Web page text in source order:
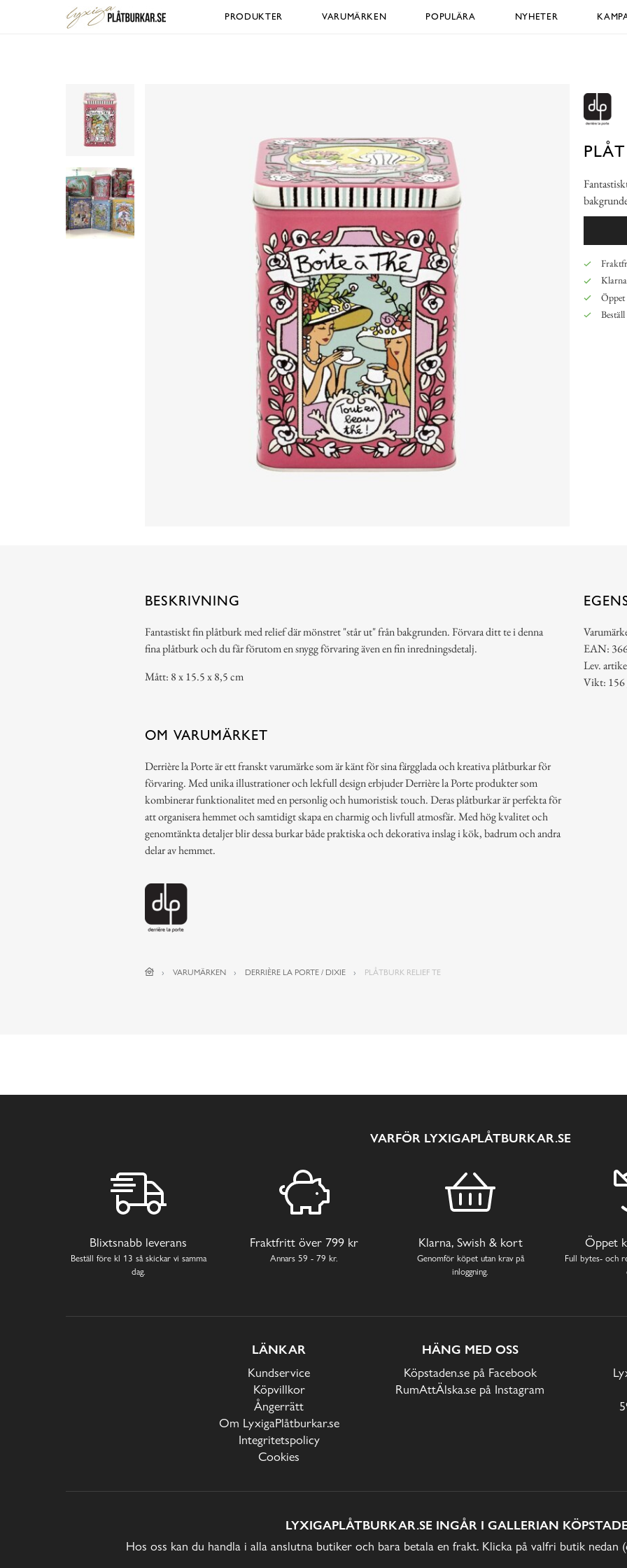
PRODUKTER VARUMÄRKEN POPULÄRA NYHETER
Öppet
BESKRIVNING
Fantastiskt fin plåtburk med relief där mönstret "står ut" från bakgrunden. Förvara ditt te i denna
fina plåtburk och du får förutom en snygg förvaring även en fin inredningsdetalj.
Mått: 8 x 15.5 x 8,5 cm
EAN:
Lev.
Vikt: 156
OM VARUMÄRKET
Derrière la Porte är ett franskt varumärke som är känt för sina färgglada och kreativa plåtburkar för
förvaring. Med unika illustrationer och lekfull design erbjuder Derrière la Porte produkter som
kombinerar funktionalitet med en personlig och humoristisk touch. Deras plåtburkar är perfekta för
att organisera hemmet och samtidigt skapa en charmig och livfull atmosfär. Med hög kvalitet och
genomtänkta detaljer blir dessa burkar både praktiska och dekorativa inslag i kök, badrum och andra
delar av hemmet.
VARUMÄRKEN DERRIÈRE LA PORTE / DIXIE PLÅTBURK RELIEF TE
VARFÖR LYXIGAPLÅTBURKAR.SE
Blixtsnabb leverans
Beställ före kl 13 så skickar vi samma
dag.
Fraktfritt över 799 kr
Annars 59 - 79 kr.
Klarna, Swish & kort
Genomför köpet utan krav på
inloggning.
Öppet
Full bytes- och
LÄNKAR
Kundservice
Köpvillkor
Ångerrätt
Om LyxigaPlåtburkar.se
Integritetspolicy
Cookies
HÄNG MED OSS
Köpstaden.se på Facebook
RumAttÄlska.se på Instagram
LYXIGAPLÅTBURKAR.SE INGÅR I GALLERIAN
Hos oss kan du handla i alla anslutna butiker och bara betala en frakt. Klicka på valfri butik